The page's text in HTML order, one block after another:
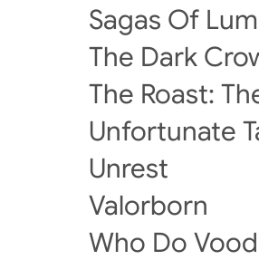
Sagas Of
The Dark
The Roast:
Unfortunate
Unrest
Valorborn
Who Do